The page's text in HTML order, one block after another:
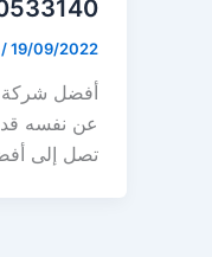
/19/09/2022
أفضل
عن نفسه
تصل إلى